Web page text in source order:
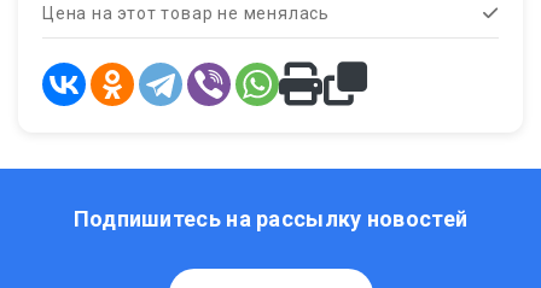
Цена на этот товар не менялась
Подпишитесь на рассылку новостей